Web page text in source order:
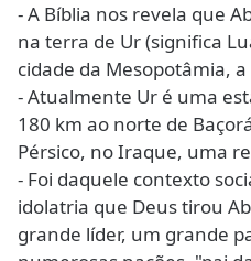
- A Bíblia nos revela que
na terra de Ur (significa
cidade da Mesopotâmia,
- Atualmente Ur é uma
180 km ao norte de
Pérsico, no Iraque, uma
- Foi daquele contexto
idolatria que Deus tirou
grande líder, um grande